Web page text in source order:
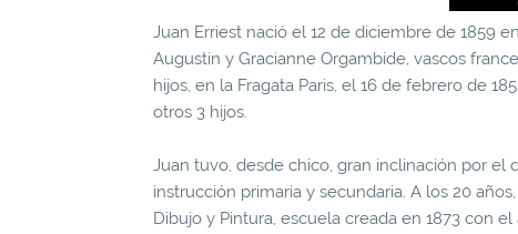
Juan Erriest nació el 12 de diciembre de 1859
Augustin y Gracianne Orgambide, vascos
hijos, en la Fragata Paris, el 16 de febrero de
otros 3 hijos.
Juan tuvo, desde chico, gran inclinación por el
instrucción primaria y secundaria. A los 20
Dibujo y Pintura, escuela creada en 1873 con